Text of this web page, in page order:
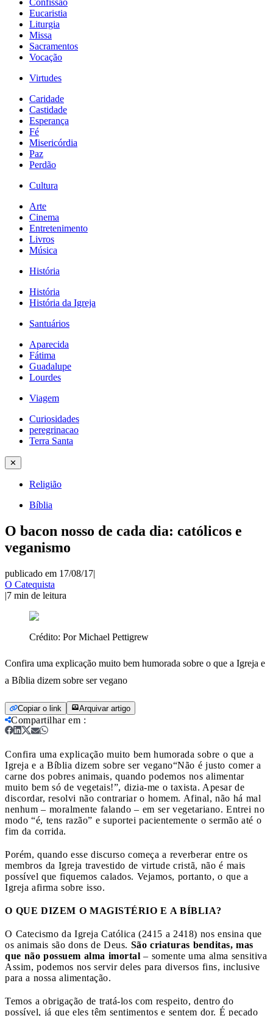
Confissão
Eucaristia
Liturgia
Missa
Sacramentos
Vocação
Virtudes
Caridade
Castidade
Esperança
Fé
Misericórdia
Paz
Perdão
Cultura
Arte
Cinema
Entretenimento
Livros
Música
História
História
História da Igreja
Santuários
Aparecida
Fátima
Guadalupe
Lourdes
Viagem
Curiosidades
peregrinacao
Terra Santa
✕
Religião
Bíblia
O bacon nosso de cada dia: católicos e
veganismo
publicado em 17/08/17|
O Catequista
|7 min de leitura
Crédito: Por Michael Pettigrew
Confira uma explicação muito bem humorada sobre o que a Igreja e
a Bíblia dizem sobre ser vegano
Copiar o link Arquivar artigo
Compartilhar em :
Confira uma explicação muito bem humorada sobre o que a
Igreja e a Bíblia dizem sobre ser vegano“Não é justo comer a
carne dos pobres animais, quando podemos nos alimentar
muito bem só de vegetais!”, dizia-me o taxista. Apesar de
discordar, resolvi não contrariar o homem. Afinal, não há mal
nenhum – moralmente falando – em ser vegetariano. Entrei no
modo “é, tens razão” e suportei pacientemente o sermão até o
fim da corrida.
Porém, quando esse discurso começa a reverberar entre os
membros da Igreja travestido de virtude cristã, não é mais
possível que fiquemos calados. Vejamos, portanto, o que a
Igreja afirma sobre isso.
O QUE DIZEM O MAGISTÉRIO E A BÍBLIA?
O Catecismo da Igreja Católica (2415 a 2418) nos ensina que
os animais são dons de Deus. São criaturas benditas, mas
que não possuem alma imortal – somente uma alma sensitiva
Assim, podemos nos servir deles para diversos fins, inclusive
para a nossa alimentação.
Temos a obrigação de tratá-los com respeito, dentro do
possível, já que eles têm sentimentos e sentem dor. É pecado